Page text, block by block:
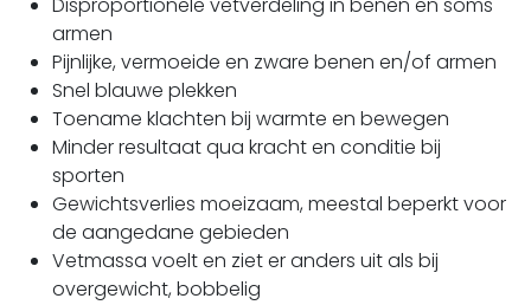
Disproportionele vetverdeling in benen en soms
armen
Pijnlijke, vermoeide en zware benen en/of armen
Snel blauwe plekken
Toename klachten bij warmte en bewegen
Minder resultaat qua kracht en conditie bij
sporten
Gewichtsverlies moeizaam, meestal beperkt voor
de aangedane gebieden
Vetmassa voelt en ziet er anders uit als bij
overgewicht, bobbelig